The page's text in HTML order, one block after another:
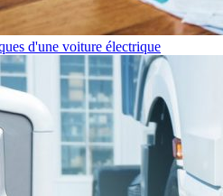
d'une voiture électrique